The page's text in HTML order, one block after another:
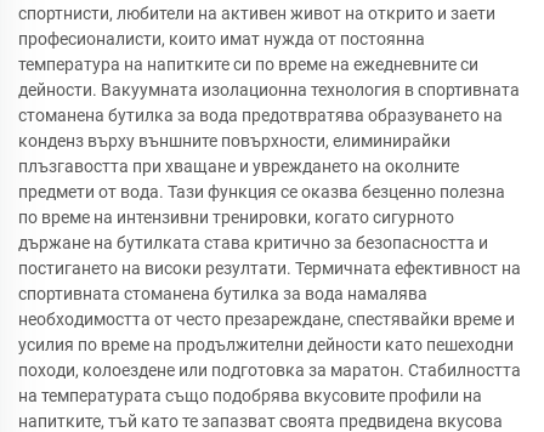
спортнисти, любители на активен живот на открито и заети
професионалисти, които имат нужда от постоянна
температура на напитките си по време на ежедневните си
дейности. Вакуумната изолационна технология в спортивната
стоманена бутилка за вода предотвратява образуването на
конденз върху външните повърхности, елиминирайки
плъзгавостта при хващане и увреждането на околните
предмети от вода. Тази функция се оказва безценно полезна
по време на интензивни тренировки, когато сигурното
държане на бутилката става критично за безопасността и
постигането на високи резултати. Термичната ефективност на
спортивната стоманена бутилка за вода намалява
необходимостта от често презареждане, спестявайки време и
усилия по време на продължителни дейности като пешеходни
походи, колоездене или подготовка за маратон. Стабилността
на температурата също подобрява вкусовите профили на
напитките, тъй като те запазват своята предвидена вкусова